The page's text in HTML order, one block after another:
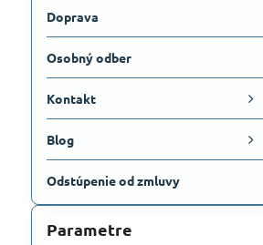
Parametre
Doprava
Osobný odber
Kontakt
Blog
Odstúpenie od zmluvy